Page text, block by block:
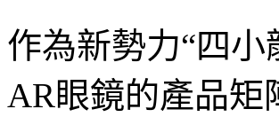
作為新勢力“四
AR眼鏡的產品矩